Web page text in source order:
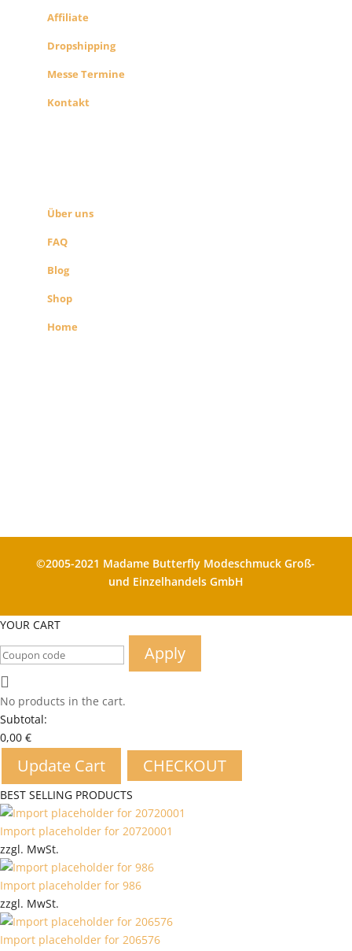
Affiliate
Dropshipping
Messe Termine
Kontakt
Über uns
FAQ
Blog
Shop
Home
©2005-2021 Madame Butterfly Modeschmuck Groß-
und Einzelhandels GmbH
YOUR CART
Apply
No products in the cart.
Subtotal:
0,00 €
Update Cart CHECKOUT
BEST SELLING PRODUCTS
Import placeholder for 20720001
zzgl. MwSt.
Import placeholder for 986
zzgl. MwSt.
Import placeholder for 206576